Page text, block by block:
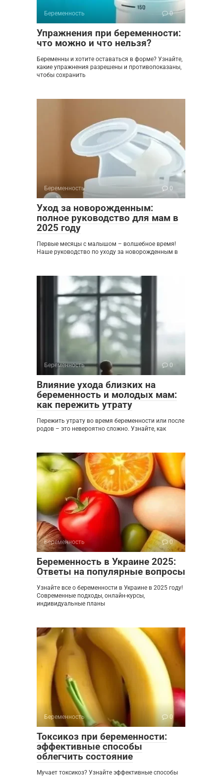
Беременность 0
Упражнения при беременности:
что можно и что нельзя?
Беременны и хотите оставаться в форме? Узнайте,
какие упражнения разрешены и противопоказаны,
чтобы сохранить
Беременность 0
Уход за новорожденным:
полное руководство для мам в
2025 году
Первые месяцы с малышом – волшебное время!
Наше руководство по уходу за новорожденным в
Беременность 0
Влияние ухода близких на
беременность и молодых мам:
как пережить утрату
Пережить утрату во время беременности или после
родов – это невероятно сложно. Узнайте, как
Беременность 0
Беременность в Украине 2025:
Ответы на популярные вопросы
Узнайте все о беременности в Украине в 2025 году!
Современные подходы, онлайн-курсы,
индивидуальные планы
Беременность 0
Токсикоз при беременности:
эффективные способы
облегчить состояние
Мучает токсикоз? Узнайте эффективные способы